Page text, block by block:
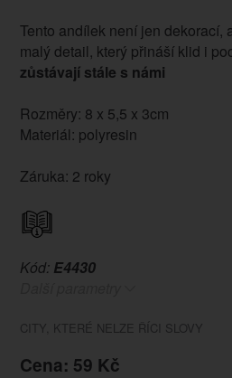
Tento andílek není jen dekorací,
malý detail, který přináší klid i
zůstávají stále s námi
Rozměry: 8 x 5,5 x 3cm
Materiál: polyresin
Záruka: 2 roky
Kód: E4430
CITY, KTERÉ NELZE ŘÍCI SLOVY
Cena: 59 Kč